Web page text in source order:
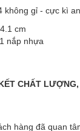
gỉ - cực kì an
cm
nắp nhựa
CHẤT
hàng đã quan